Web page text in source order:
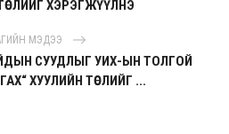
ХЭРЭГЖҮҮЛНЭ
МЭДЭЭ
СУУДЛЫГ УИХ-ЫН ТОЛГОЙ
ХУУЛИЙН ТӨСЛИЙГ ...